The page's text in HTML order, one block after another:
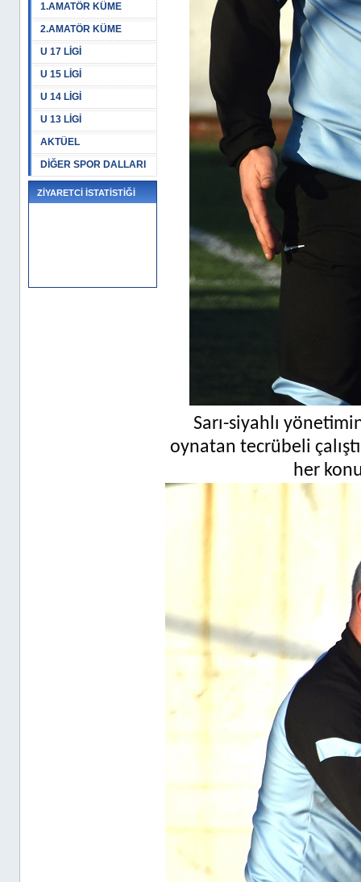
1.AMATÖR KÜME
2.AMATÖR KÜME
U 17 LİGİ
U 15 LİGİ
U 14 LİGİ
U 13 LİGİ
AKTÜEL
DİĞER SPOR DALLARI
ZİYARETCİ İSTATİSTİĞİ
Sarı-siyahlı
oynatan tecrübeli
her